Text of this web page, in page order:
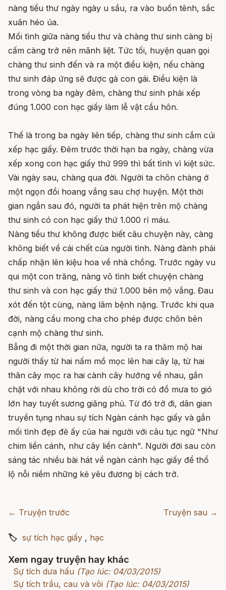
nàng tiểu thư ngày ngày u sầu, ra vào buồn tênh, sắc
xuân héo úa.
Mối tình giữa nàng tiểu thư và chàng thư sinh càng bị
cấm càng trở nên mãnh liệt. Tức tối, huyện quan gọi
chàng thư sinh đến và ra một điều kiện, nếu chàng
thư sinh đáp ứng sẽ được gả con gái. Điều kiện là
trong vòng ba ngày đêm, chàng thư sinh phải xếp
đúng 1.000 con hạc giấy làm lễ vật cầu hôn.
Thế là trong ba ngày liên tiếp, chàng thư sinh cắm cúi
xếp hạc giấy. Đêm trước thời hạn ba ngày, chàng vừa
xếp xong con hạc giấy thứ 999 thì bất tỉnh vì kiệt sức.
Vài ngày sau, chàng qua đời. Người ta chôn chàng ở
một ngọn đồi hoang vắng sau chợ huyện. Một thời
gian ngắn sau đó, người ta phát hiện trên mộ chàng
thư sinh có con hạc giấy thứ 1.000 rỉ máu.
Nàng tiểu thư không được biết câu chuyện này, càng
không biết về cái chết của người tình. Nàng đành phải
chấp nhận lên kiệu hoa về nhà chồng. Trước ngày vu
qui một con trăng, nàng vô tình biết chuyện chàng
thư sinh và con hạc giấy thứ 1.000 bên mộ vắng. Đau
xót đến tột cùng, nàng lâm bệnh nặng. Trước khi qua
đời, nàng cầu mong cha cho phép được chôn bên
cạnh mộ chàng thư sinh.
Bẵng đi một thời gian nữa, người ta ra thăm mộ hai
người thấy từ hai nấm mồ mọc lên hai cây lạ, từ hai
thân cây mọc ra hai cành cây hướng về nhau, gắn
chặt với nhau không rời dù cho trời có đổ mưa to gió
lớn hay tuyết sương giăng phủ. Từ đó trở đi, dân gian
truyền tụng nhau sự tích Ngàn cánh hạc giấy và gắn
mối tình đẹp đẽ ấy của hai người với câu tục ngữ "Như
chim liền cánh, như cây liền cành". Người đời sau còn
sáng tác nhiều bài hát về ngàn cánh hạc giấy để thổ
lộ nỗi niềm những kẻ yêu đương bị cách trở.
← Truyện trước Truyện sau →
🏷 sự tích hạc giấy , hạc
Xem ngay truyện hay khác
Sự tích dưa hấu (Tạo lúc: 04/03/2015)
Sự tích trầu, cau và vôi (Tạo lúc: 04/03/2015)